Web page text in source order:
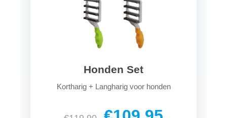
Honden Set
Kortharig + Langharig voor honden